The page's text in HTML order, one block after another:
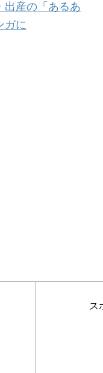
産の「あるあ
ガに
ス